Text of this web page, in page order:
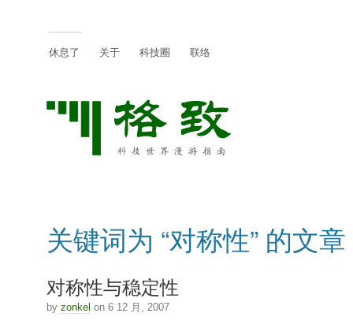
休息了 关于 科技圈 联络
关键词为 “对称性” 的文章
对称性与稳定性
by zonkel on 6 12 月, 2007